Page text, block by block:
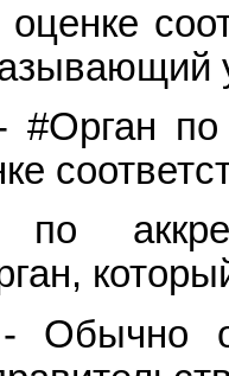
#Орган
Обычно